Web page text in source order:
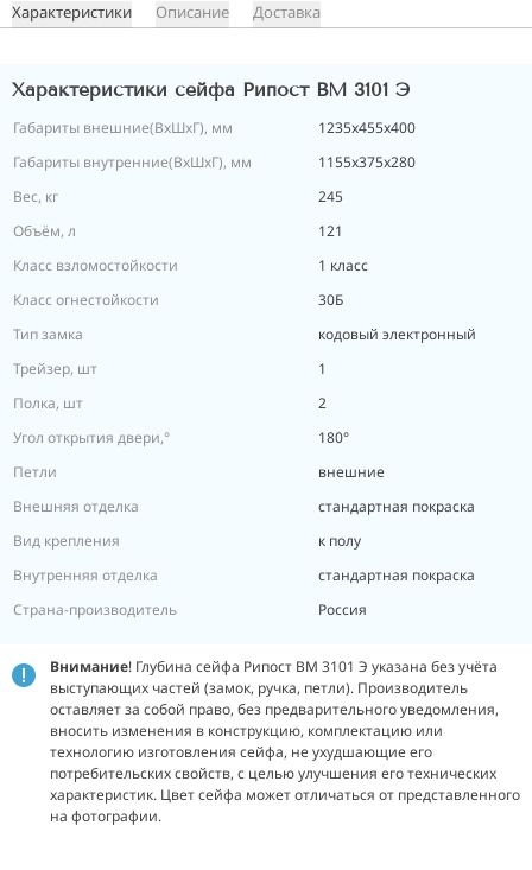
Характеристики Описание Доставка
Характеристики сейфа Рипост ВМ 3101 Э
Габариты внешние(ВхШхГ), мм
1235х455х400
Габариты внутренние(ВхШхГ), мм
1155х375х280
Вес, кг
245
Объём, л
121
Класс взломостойкости
1 класс
Класс огнестойкости
30Б
Тип замка
кодовый электронный
Трейзер, шт
1
Полка, шт
2
Угол открытия двери,°
180°
Петли
внешние
Внешняя отделка
стандартная покраска
Вид крепления
к полу
Внутренняя отделка
стандартная покраска
Страна-производитель
Россия
Внимание! Глубина сейфа Рипост ВМ 3101 Э указана без учёта
выступающих частей (замок, ручка, петли). Производитель
оставляет за собой право, без предварительного уведомления,
вносить изменения в конструкцию, комплектацию или
технологию изготовления сейфа, не ухудшающие его
потребительских свойств, с целью улучшения его технических
характеристик. Цвет сейфа может отличаться от представленного
на фотографии.